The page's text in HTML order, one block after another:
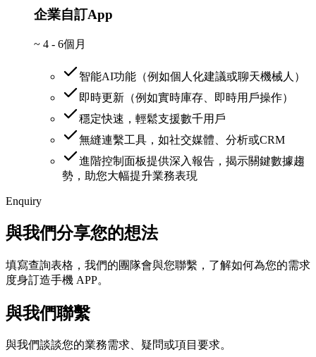
企業自訂App
~ 4 - 6個月
智能AI功能（例如個人化建議或聊天機械人）
即時更新（例如實時庫存、即時用戶操作）
穩定快速，輕鬆支援數千用戶
無縫連繫工具，如社交媒體、分析或CRM
進階控制面板提供深入報告，揭示關鍵數據趨
勢，助您大幅提升業務表現
Enquiry
與我們分享您的想法
填寫查詢表格，我們的團隊會與您聯繫，了解如何為您的需求
度身訂造手機 APP。
與我們聯繫
與我們談談您的業務需求、疑問或項目要求。